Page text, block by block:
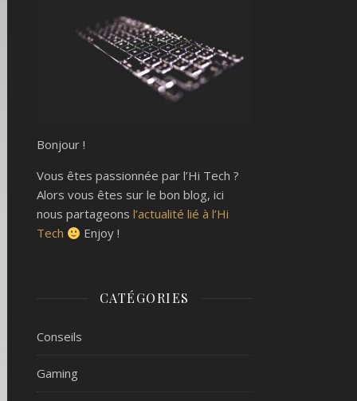
Bonjour !
Vous êtes passionnée par l’Hi Tech ?
Alors vous êtes sur le bon blog, ici
nous partageons l’actualité lié à l’Hi
Tech
Enjoy !
CATÉGORIES
Conseils
Gaming